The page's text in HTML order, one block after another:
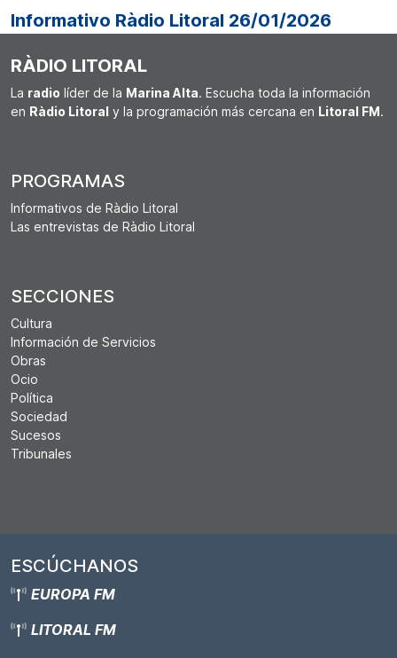
Informativo Ràdio Litoral 26/01/2026
RÀDIO LITORAL
La radio líder de la Marina Alta. Escucha toda la información
en Ràdio Litoral y la programación más cercana en Litoral FM.
PROGRAMAS
Informativos de Ràdio Litoral
Las entrevistas de Ràdio Litoral
SECCIONES
Cultura
Información de Servicios
Obras
Ocio
Política
Sociedad
Sucesos
Tribunales
ESCÚCHANOS
EUROPA FM
LITORAL FM